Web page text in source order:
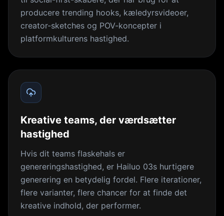
producere trending hooks, kæledyrsvideoer,
creator-sketches og POV-koncepter i
platformkulturens hastighed.
Kreative teams, der værdsætter
hastighed
Hvis dit teams flaskehals er
genereringshastighed, er Hailuo 03s hurtigere
generering en betydelig fordel. Flere iterationer,
flere varianter, flere chancer for at finde det
kreative indhold, der performer.